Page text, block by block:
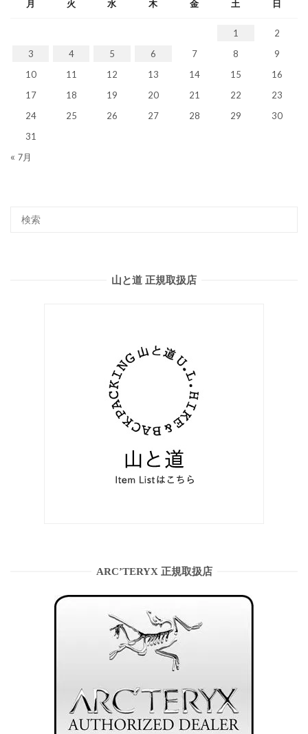
月 火 水 木 金 土 日
1
2
3
4 5 6 7 8
9
10
11 12 13 14 15
16
17
18 19 20 21 22
23
24
25 26 27 28 29
30
31
« 7月
山と道 正規取扱店
ARC’TERYX 正規取扱店